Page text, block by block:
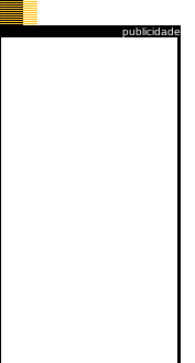
publicidade